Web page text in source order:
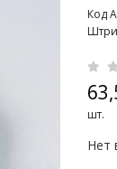
Код
шт.
Нет